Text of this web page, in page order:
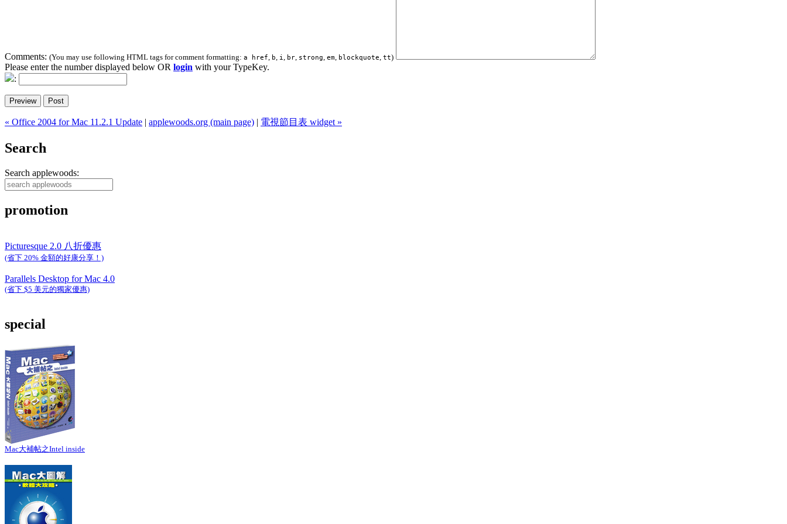
Comments: (You may use following HTML tags for comment formatting: a href b i br strong em blockquote tt)
Please enter the number displayed below OR login with your TypeKey.
:
« Office 2004 for Mac 11.2.1 Update | applewoods.org (main page) | 電視節目表 widget »
Search
Search applewoods:
promotion
Picturesque 2.0 八折優惠
(省下 20% 金額的好康分享！)
Parallels Desktop for Mac 4.0
(省下 $5 美元的獨家優惠)
special
Mac大補帖之Intel inside